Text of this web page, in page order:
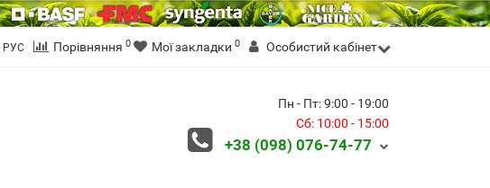
| РУС Порівняння 0 Мої закладки 0 Особистий кабінет
Пн - Пт: 9:00 - 19:00
Сб: 10:00 - 15:00
+38 (098) 076-74-77